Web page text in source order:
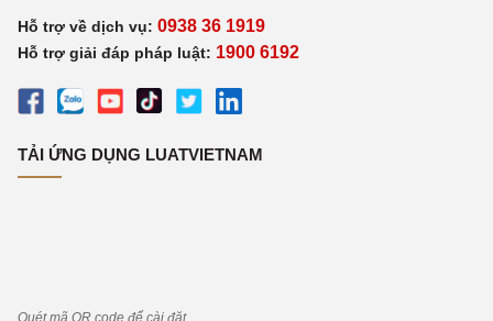
Hỗ trợ về dịch vụ: 0938 36 1919
Hỗ trợ giải đáp pháp luật: 1900 6192
TẢI ỨNG DỤNG LUATVIETNAM
Quét mã QR code để cài đặt